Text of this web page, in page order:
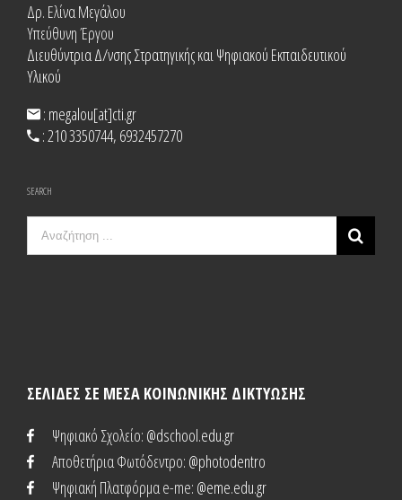
Δρ. Ελίνα Μεγάλου
Υπεύθυνη Έργου
Διευθύντρια Δ/νσης Στρατηγικής και Ψηφιακού Εκπαιδευτικού
Υλικού
: megalou[at]cti.gr
: 210 3350744, 6932457270
SEARCH
Search
ΣΕΛΙΔΕΣ ΣΕ ΜΕΣΑ ΚΟΙΝΩΝΙΚΗΣ ΔΙΚΤΥΩΣΗΣ
Ψηφιακό Σχολείο: @dschool.edu.gr
Αποθετήρια Φωτόδεντρο: @photodentro
Ψηφιακή Πλατφόρμα e-me: @eme.edu.gr